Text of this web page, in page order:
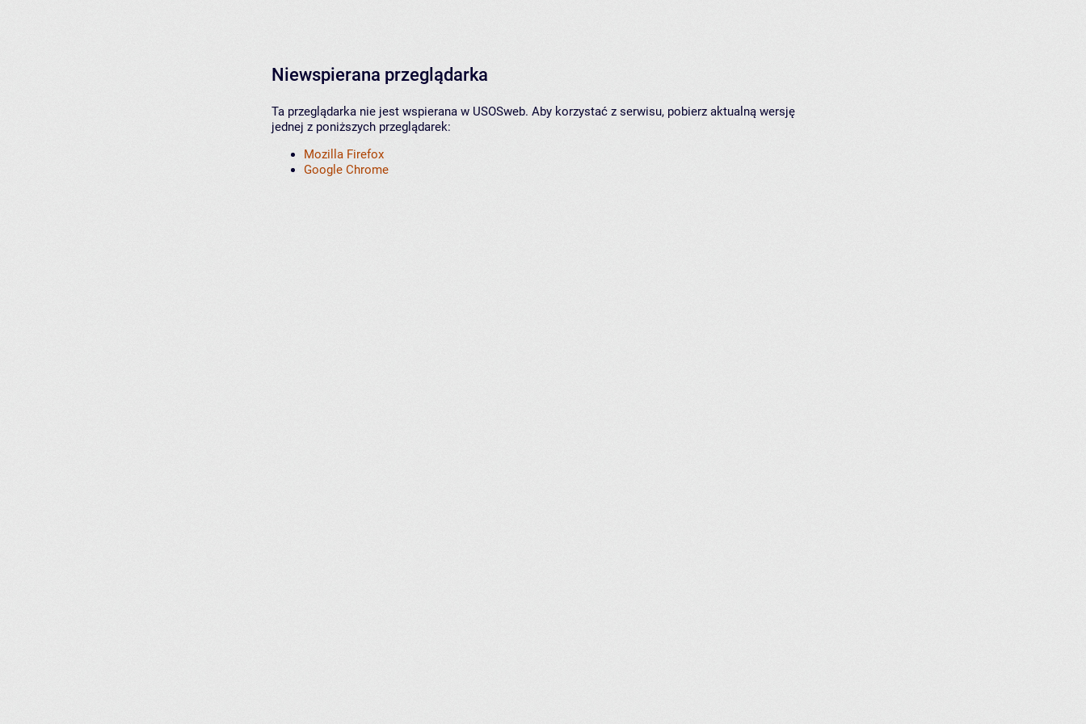
Niewspierana przeglądarka
Ta przeglądarka nie jest wspierana w USOSweb. Aby korzystać z serwisu, pobierz aktualną wersję
jednej z poniższych przeglądarek:
Mozilla Firefox
Google Chrome